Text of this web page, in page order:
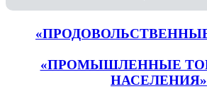
«ПРОМЫШЛЕННЫЕ
НАСЕЛЕНИЯ»